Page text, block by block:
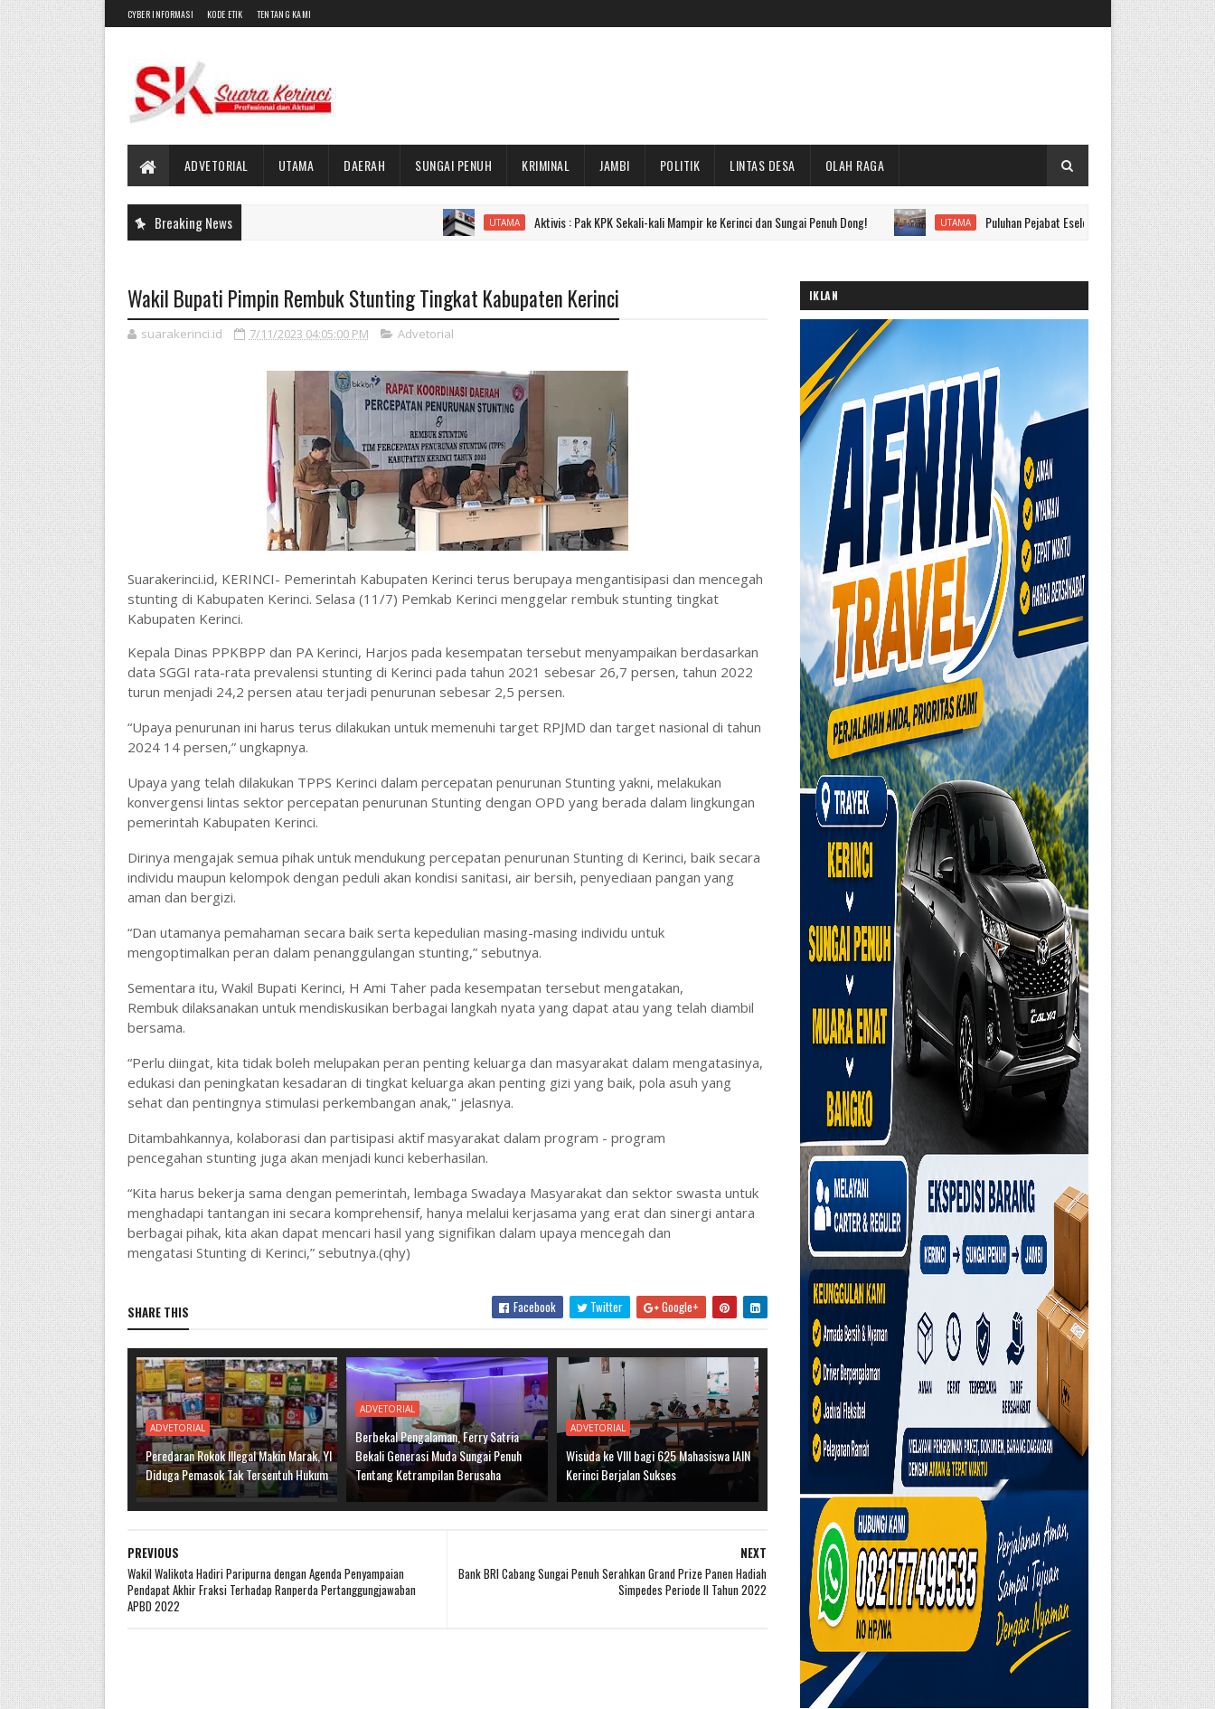
CYBER INFORMASI KODE ETIK TENTANG KAMI
ADVETORIAL UTAMA DAERAH SUNGAI PENUH KRIMINAL JAMBI POLITIK LINTAS DESA OLAH RAGA
Breaking News UTAMA Aktivis : Pak KPK Sekali-kali Mampir ke Kerinci dan Sungai Penuh Dong! UTAMA Puluhan Pejabat Eselon II hingga IV Pemkot Sungai Penuh
Wakil Bupati Pimpin Rembuk Stunting Tingkat Kabupaten Kerinci
suarakerinci.id 7/11/2023 04:05:00 PM Advetorial
Suarakerinci.id, KERINCI- Pemerintah Kabupaten Kerinci terus berupaya mengantisipasi dan mencegah
stunting di Kabupaten Kerinci. Selasa (11/7) Pemkab Kerinci menggelar rembuk stunting tingkat
Kabupaten Kerinci.
Kepala Dinas PPKBPP dan PA Kerinci, Harjos pada kesempatan tersebut menyampaikan berdasarkan
data SGGI rata-rata prevalensi stunting di Kerinci pada tahun 2021 sebesar 26,7 persen, tahun 2022
turun menjadi 24,2 persen atau terjadi penurunan sebesar 2,5 persen.
“Upaya penurunan ini harus terus dilakukan untuk memenuhi target RPJMD dan target nasional di tahun
2024 14 persen,” ungkapnya.
Upaya yang telah dilakukan TPPS Kerinci dalam percepatan penurunan Stunting yakni, melakukan
konvergensi lintas sektor percepatan penurunan Stunting dengan OPD yang berada dalam lingkungan
pemerintah Kabupaten Kerinci.
Dirinya mengajak semua pihak untuk mendukung percepatan penurunan Stunting di Kerinci, baik secara
individu maupun kelompok dengan peduli akan kondisi sanitasi, air bersih, penyediaan pangan yang
aman dan bergizi.
“Dan utamanya pemahaman secara baik serta kepedulian masing-masing individu untuk
mengoptimalkan peran dalam penanggulangan stunting,” sebutnya.
Sementara itu, Wakil Bupati Kerinci, H Ami Taher pada kesempatan tersebut mengatakan,
Rembuk dilaksanakan untuk mendiskusikan berbagai langkah nyata yang dapat atau yang telah diambil
bersama.
“Perlu diingat, kita tidak boleh melupakan peran penting keluarga dan masyarakat dalam mengatasinya,
edukasi dan peningkatan kesadaran di tingkat keluarga akan penting gizi yang baik, pola asuh yang
sehat dan pentingnya stimulasi perkembangan anak," jelasnya.
Ditambahkannya, kolaborasi dan partisipasi aktif masyarakat dalam program - program
pencegahan stunting juga akan menjadi kunci keberhasilan.
“Kita harus bekerja sama dengan pemerintah, lembaga Swadaya Masyarakat dan sektor swasta untuk
menghadapi tantangan ini secara komprehensif, hanya melalui kerjasama yang erat dan sinergi antara
berbagai pihak, kita akan dapat mencari hasil yang signifikan dalam upaya mencegah dan
mengatasi Stunting di Kerinci,” sebutnya.(qhy)
SHARE THIS Facebook Twitter Google+
ADVETORIAL
Peredaran Rokok Illegal Makin Marak, YI
Diduga Pemasok Tak Tersentuh Hukum
ADVETORIAL
Berbekal Pengalaman, Ferry Satria
Bekali Generasi Muda Sungai Penuh
Tentang Ketrampilan Berusaha
ADVETORIAL
Wisuda ke VIII bagi 625 Mahasiswa IAIN
Kerinci Berjalan Sukses
NEXT
Bank BRI Cabang Sungai Penuh Serahkan Grand Prize Panen Hadiah
Simpedes Periode II Tahun 2022
PREVIOUS
Wakil Walikota Hadiri Paripurna dengan Agenda Penyampaian
Pendapat Akhir Fraksi Terhadap Ranperda Pertanggungjawaban
APBD 2022
IKLAN